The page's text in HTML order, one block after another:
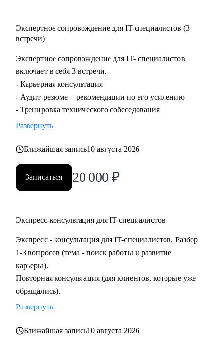
Экспертное сопровождение для IT-специалистов (3
встречи)
Экспертное сопровождение для IT- специалистов
включает в себя 3 встречи.
- Карьерная консультация
- Аудит резюме + рекомендации по его усилению
- Тренировка технического собеседования
Развернуть
Ближайшая запись10 августа 2026
Записаться 20 000 ₽
Экспресс-консультация для IT-специалистов
Экспресс - консультация для IT-специалистов. Разбор
1-3 вопросов (тема - поиск работы и развитие
карьеры).
Повторная консультация (для клиентов, которые уже
обращались).
Развернуть
Ближайшая запись10 августа 2026